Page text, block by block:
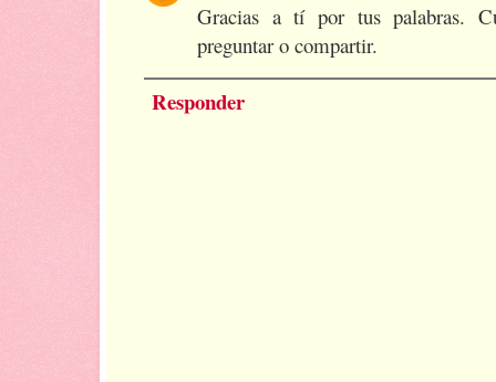
Gracias a tí por tus palabras.
preguntar o compartir.
Responder